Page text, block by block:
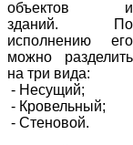
объектов и
зданий. По
исполнению его
можно разделить
на три вида:
- Несущий;
- Кровельный;
- Стеновой.